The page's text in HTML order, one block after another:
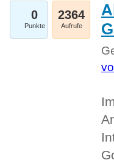
0
Punkte
2364
Aufrufe